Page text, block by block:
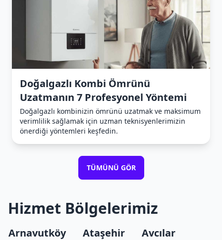
Doğalgazlı Kombi Ömrünü
Uzatmanın 7 Profesyonel Yöntemi
Doğalgazlı kombinizin ömrünü uzatmak ve maksimum
verimlilik sağlamak için uzman teknisyenlerimizin
önerdiği yöntemleri keşfedin.
TÜMÜNÜ GÖR
Hizmet Bölgelerimiz
Arnavutköy Ataşehir
Avcılar